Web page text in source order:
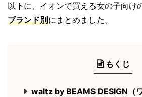
以下に、イオンで買える女の子向け
ブランド別にまとめました。
もくじ
waltz by BEAMS DESIGN（